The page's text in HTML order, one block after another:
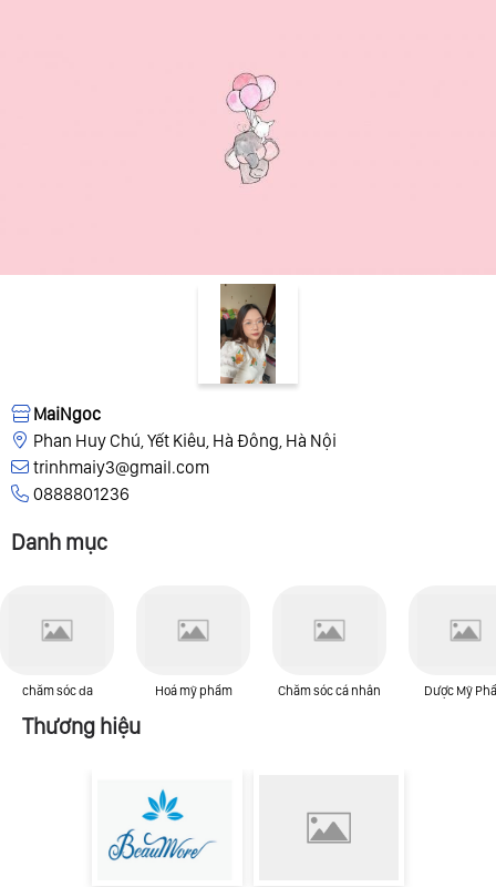
MaiNgoc
Phan Huy Chú, Yết Kiêu, Hà Đông, Hà Nội
trinhmaiy3@gmail.com
0888801236
Danh mục
chăm sóc da Hoá mỹ phẩm Chăm sóc cá nhân Dược Mỹ
Thương hiệu